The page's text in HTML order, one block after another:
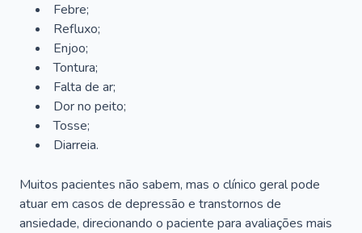
Febre;
Refluxo;
Enjoo;
Tontura;
Falta de ar;
Dor no peito;
Tosse;
Diarreia.
Muitos pacientes não sabem, mas o clínico geral pode
atuar em casos de depressão e transtornos de
ansiedade, direcionando o paciente para avaliações mais